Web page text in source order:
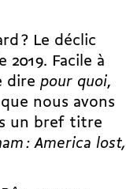
? Le déclic
Facile à
dire pour quoi,
nous avons
un bref titre
: America lost,